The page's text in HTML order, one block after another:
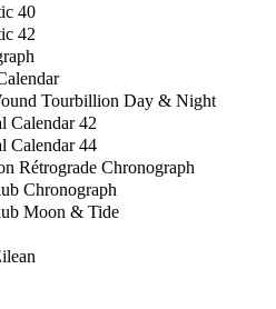
40
42
Tourbillion Day & Night
Calendar 42
Calendar 44
Rétrograde Chronograph
Chronograph
Moon & Tide